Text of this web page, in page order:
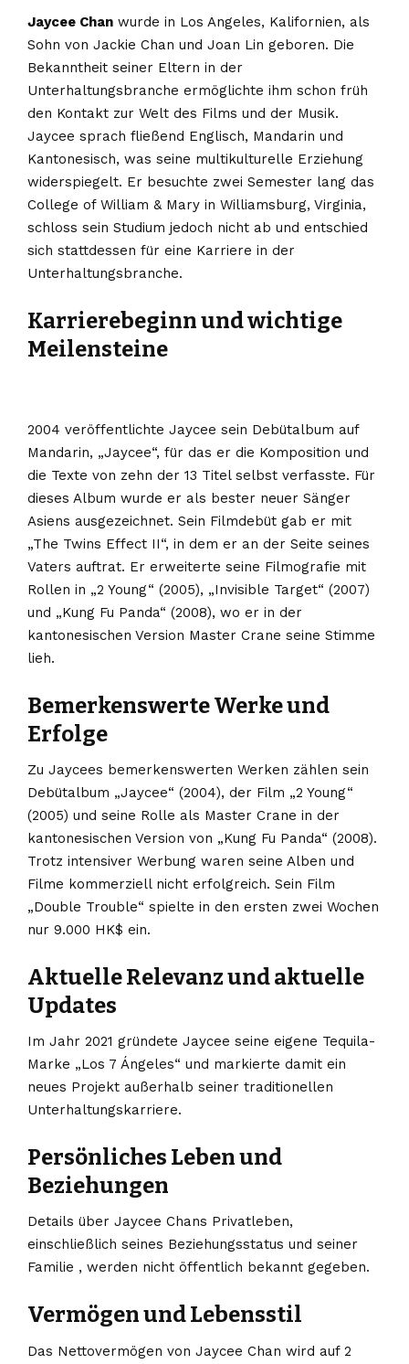
Jaycee Chan wurde in Los Angeles, Kalifornien, als
Sohn von Jackie Chan und Joan Lin geboren. Die
Bekanntheit seiner Eltern in der
Unterhaltungsbranche ermöglichte ihm schon früh
den Kontakt zur Welt des Films und der Musik.
Jaycee sprach fließend Englisch, Mandarin und
Kantonesisch, was seine multikulturelle Erziehung
widerspiegelt. Er besuchte zwei Semester lang das
College of William & Mary in Williamsburg, Virginia,
schloss sein Studium jedoch nicht ab und entschied
sich stattdessen für eine Karriere in der
Unterhaltungsbranche.
Karrierebeginn und wichtige
Meilensteine
2004 veröffentlichte Jaycee sein Debütalbum auf
Mandarin, „Jaycee“, für das er die Komposition und
die Texte von zehn der 13 Titel selbst verfasste. Für
dieses Album wurde er als bester neuer Sänger
Asiens ausgezeichnet. Sein Filmdebüt gab er mit
„The Twins Effect II“, in dem er an der Seite seines
Vaters auftrat. Er erweiterte seine Filmografie mit
Rollen in „2 Young“ (2005), „Invisible Target“ (2007)
und „Kung Fu Panda“ (2008), wo er in der
kantonesischen Version Master Crane seine Stimme
lieh.
Bemerkenswerte Werke und
Erfolge
Zu Jaycees bemerkenswerten Werken zählen sein
Debütalbum „Jaycee“ (2004), der Film „2 Young“
(2005) und seine Rolle als Master Crane in der
kantonesischen Version von „Kung Fu Panda“ (2008).
Trotz intensiver Werbung waren seine Alben und
Filme kommerziell nicht erfolgreich. Sein Film
„Double Trouble“ spielte in den ersten zwei Wochen
nur 9.000 HK$ ein.
Aktuelle Relevanz und aktuelle
Updates
Im Jahr 2021 gründete Jaycee seine eigene Tequila-
Marke „Los 7 Ángeles“ und markierte damit ein
neues Projekt außerhalb seiner traditionellen
Unterhaltungskarriere.
Persönliches Leben und
Beziehungen
Details über Jaycee Chans Privatleben,
einschließlich seines Beziehungsstatus und seiner
Familie , werden nicht öffentlich bekannt gegeben.
Vermögen und Lebensstil
Das Nettovermögen von Jaycee Chan wird auf 2